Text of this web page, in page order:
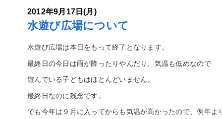
2012年9月17日(月)
水遊び広場について
水遊び広場は本日をもって終了となります。
最終日の今日は雨が降ったりやんだり、気温も低めなので
遊んでいる子どもはほとんどいません。
最終日なのに残念です。
でも今年は９月に入ってからも気温が高かったので、例年よ